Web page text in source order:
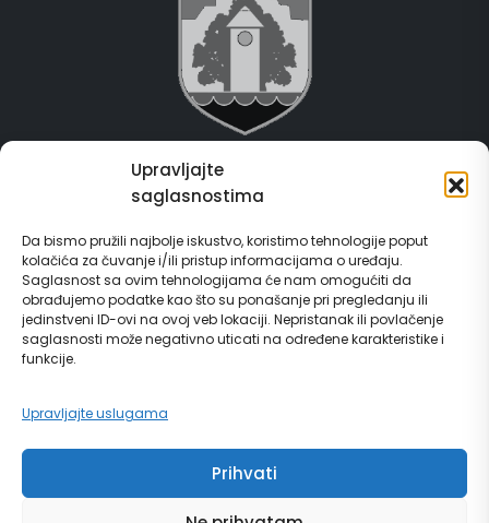
Upravljajte
saglasnostima
Da bismo pružili najbolje iskustvo, koristimo tehnologije poput
kolačića za čuvanje i/ili pristup informacijama o uređaju.
Saglasnost sa ovim tehnologijama će nam omogućiti da
obrađujemo podatke kao što su ponašanje pri pregledanju ili
jedinstveni ID-ovi na ovoj veb lokaciji. Nepristanak ili povlačenje
saglasnosti može negativno uticati na određene karakteristike i
funkcije.
Upravljajte uslugama
Prihvati
Grad Gračanica
E-Matičar
72 sata sistem
Invest in Gračanica
Vodič za građane